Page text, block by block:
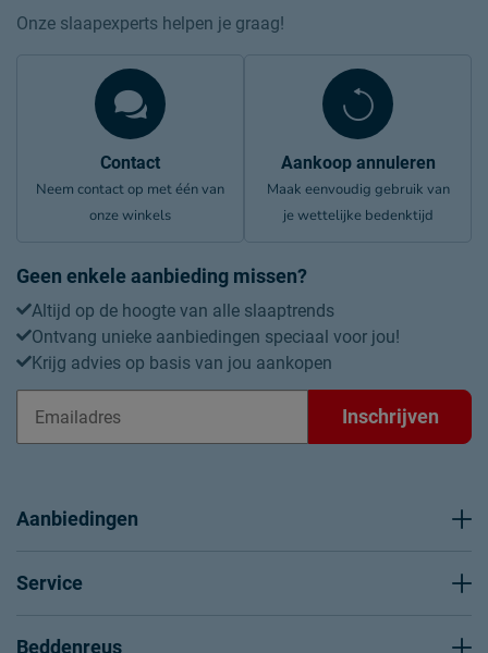
Onze slaapexperts helpen je graag!
Contact
Neem contact op met één van
onze winkels
Aankoop annuleren
Maak eenvoudig gebruik van
je wettelijke bedenktijd
Geen enkele aanbieding missen?
Altijd op de hoogte van alle slaaptrends
Ontvang unieke aanbiedingen speciaal voor jou!
Krijg advies op basis van jou aankopen
Inschrijven
Aanbiedingen
Service
Beddenreus